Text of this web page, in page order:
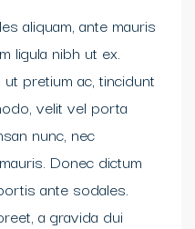
aliquam, ante mauris
ligula nibh ut ex.
pretium ac, tincidunt
velit vel porta
nunc, nec
Donec dictum
ante sodales.
a gravida dui